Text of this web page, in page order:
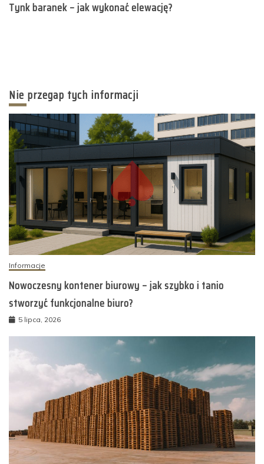
Tynk baranek – jak wykonać elewację?
Nie przegap tych informacji
Informacje
Nowoczesny kontener biurowy – jak szybko i tanio
stworzyć funkcjonalne biuro?
5 lipca, 2026